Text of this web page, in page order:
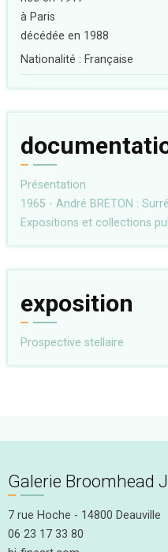
à Paris
décédée en 1988
Nationalité : Française
Présentation
1965 - André BRETON :
Expositions et collections
exposition
Prospective stellaire
Galerie Broomhead
7 rue Hoche - 14800 Deauville
06 23 17 33 80